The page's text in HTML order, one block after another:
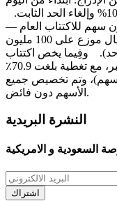
الرابع، سيتم تعديل حدود التذبذب إلى ±10% وإلغاء الحد الثابت.
أن الشركة طرحت 30 مليون سهم للاكتتاب العام —
تمثل 30% من رأس المال (100 مليون ريال موزع على 100 مليون
وفِيما يخص اكتتاب
الأفراد، انتهت فترة الاكتتاب في 27 نوفمبر، مع تغطية بلغت 70.9٪
للأفراد (6 ملايين سهم)، وتم تخصيص جميع
الأسهم دون فائض.
النشرة البريدية
السعودية و الامريكية
اشتراك